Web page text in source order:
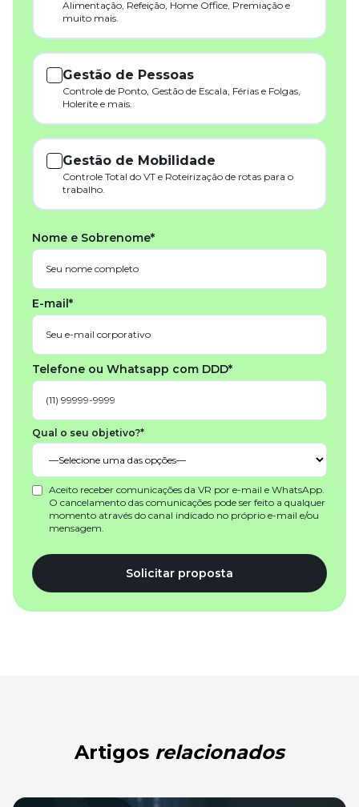
Alimentação, Refeição, Home Office, Premiação e
muito mais.
Gestão de Pessoas
Controle de Ponto, Gestão de Escala, Férias e Folgas,
Holerite e mais.
Gestão de Mobilidade
Controle Total do VT e Roteirização de rotas para o
trabalho.
Nome e Sobrenome*
E-mail*
Telefone ou Whatsapp com DDD*
Qual o seu objetivo?*
Aceito receber comunicações da VR por e-mail e WhatsApp.
O cancelamento das comunicações pode ser feito a qualquer
momento através do canal indicado no próprio e-mail e/ou
mensagem.
Solicitar proposta
Artigos relacionados